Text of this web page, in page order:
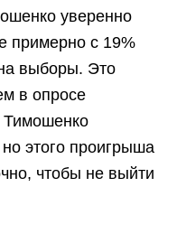
уверенно
примерно с 19%
выборы. Это
в опросе
Тимошенко
этого проигрыша
чтобы не выйти